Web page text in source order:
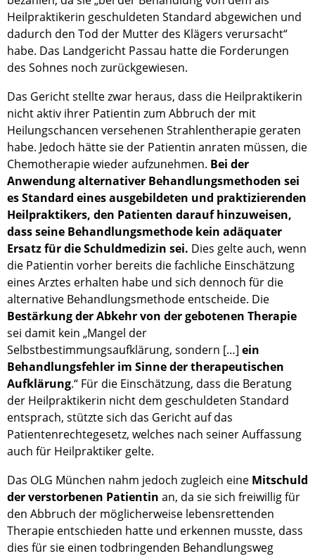
Heilpraktikerin geschuldeten Standard abgewichen und
dadurch den Tod der Mutter des Klägers verursacht“
habe. Das Landgericht Passau hatte die Forderungen
des Sohnes noch zurückgewiesen.
Das Gericht stellte zwar heraus, dass die Heilpraktikerin
nicht aktiv ihrer Patientin zum Abbruch der mit
Heilungschancen versehenen Strahlentherapie geraten
habe. Jedoch hätte sie der Patientin anraten müssen, die
Chemotherapie wieder aufzunehmen. Bei der
Anwendung alternativer Behandlungsmethoden sei
es Standard eines ausgebildeten und praktizierenden
Heilpraktikers, den Patienten darauf hinzuweisen,
dass seine Behandlungsmethode kein adäquater
Ersatz für die Schuldmedizin sei. Dies gelte auch, wenn
die Patientin vorher bereits die fachliche Einschätzung
eines Arztes erhalten habe und sich dennoch für die
alternative Behandlungsmethode entscheide. Die
Bestärkung der Abkehr von der gebotenen Therapie
sei damit kein „Mangel der
Selbstbestimmungsaufklärung, sondern […] ein
Behandlungsfehler im Sinne der therapeutischen
Aufklärung.“ Für die Einschätzung, dass die Beratung
der Heilpraktikerin nicht dem geschuldeten Standard
entsprach, stützte sich das Gericht auf das
Patientenrechtegesetz, welches nach seiner Auffassung
auch für Heilpraktiker gelte.
Das OLG München nahm jedoch zugleich eine Mitschuld
der verstorbenen Patientin an, da sie sich freiwillig für
den Abbruch der möglicherweise lebensrettenden
Therapie entschieden hatte und erkennen musste, dass
dies für sie einen todbringenden Behandlungsweg